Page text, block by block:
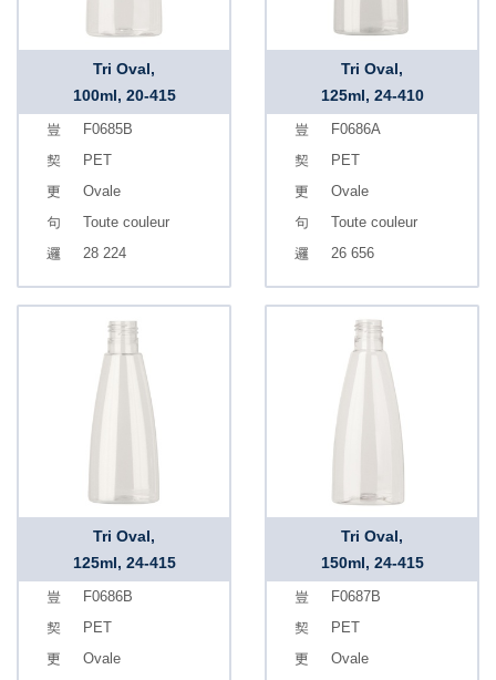
Tri Oval,
100ml, 20-415
F0685B
PET
Ovale
Toute couleur
28 224
Tri Oval,
125ml, 24-410
F0686A
PET
Ovale
Toute couleur
26 656
Tri Oval,
125ml, 24-415
F0686B
PET
Ovale
Tri Oval,
150ml, 24-415
F0687B
PET
Ovale